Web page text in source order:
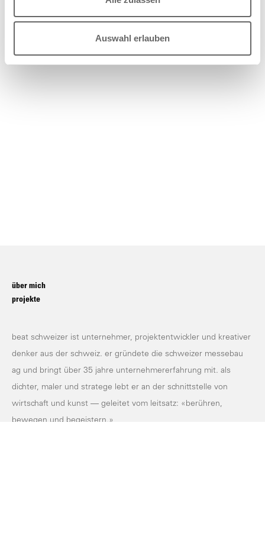
Auswahl erlauben
über mich
projekte
beat schweizer ist unternehmer, projektentwickler und kreativer
denker aus der schweiz. er gründete die schweizer messebau
ag und bringt über 35 jahre unternehmererfahrung mit. als
dichter, maler und stratege lebt er an der schnittstelle von
wirtschaft und kunst — geleitet vom leitsatz: «berühren,
bewegen und begeistern.»